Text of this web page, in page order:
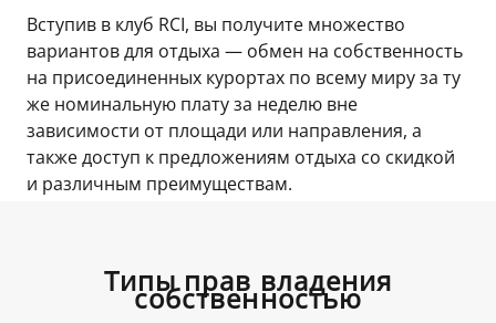
Вступив в клуб RCI, вы получите множество
вариантов для отдыха — обмен на собственность
на присоединенных курортах по всему миру за ту
же номинальную плату за неделю вне
зависимости от площади или направления, а
также доступ к предложениям отдыха со скидкой
и различным преимуществам.
Типы прав владения
собственностью